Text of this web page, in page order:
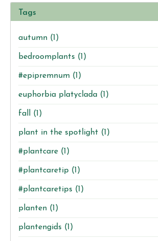
Tags
autumn (1)
bedroomplants (1)
#epipremnum (1)
euphorbia platyclada (1)
fall (1)
plant in the spotlight (1)
#plantcare (1)
#plantcaretip (1)
#plantcaretips (1)
planten (1)
plantengids (1)